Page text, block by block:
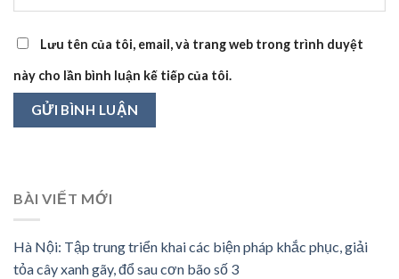
Lưu tên của tôi, email, và trang web trong trình duyệt
này cho lần bình luận kế tiếp của tôi.
BÀI VIẾT MỚI
Hà Nội: Tập trung triển khai các biện pháp khắc phục, giải
tỏa cây xanh gãy, đổ sau cơn bão số 3